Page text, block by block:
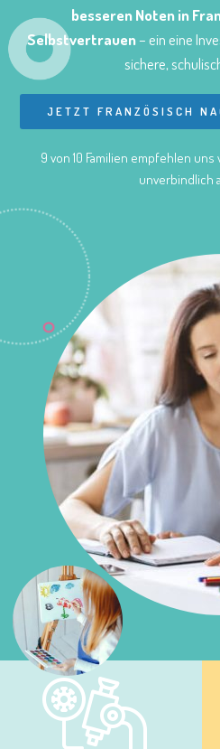
besseren Noten in
Selbstvertrauen– ein eine
sichere,
JETZT FRANZÖSISCH
9 von 10 Familien empfehlen
unverbindlich